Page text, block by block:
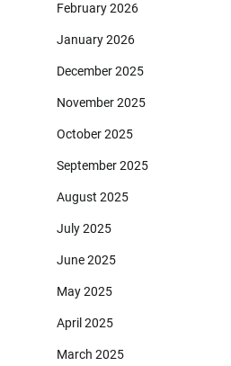
February 2026
January 2026
December 2025
November 2025
October 2025
September 2025
August 2025
July 2025
June 2025
May 2025
April 2025
March 2025